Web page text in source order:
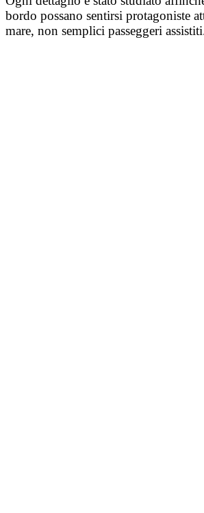
bordo possano sentirsi protagoniste
mare, non semplici passeggeri